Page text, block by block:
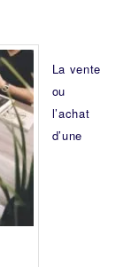
La vente
ou
l’achat
d’une